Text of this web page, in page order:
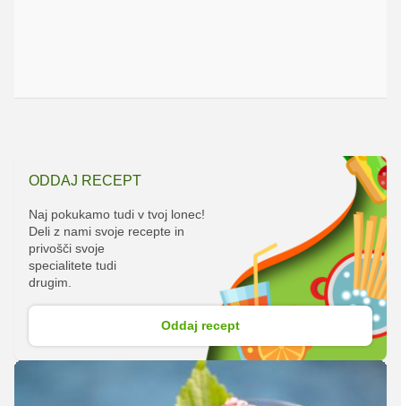
ODDAJ RECEPT
Naj pokukamo tudi v tvoj lonec!
Deli z nami svoje recepte in
privošči svoje
specialitete tudi
drugim.
Oddaj recept